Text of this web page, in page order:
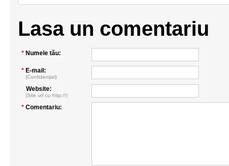
Lasa un comentariu
* Numele tău:
* E-mail:
(Confidenţial)
Website:
(Site url cu http://)
* Comentariu: